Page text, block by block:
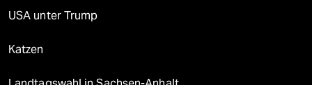
USA unter Trump
Katzen